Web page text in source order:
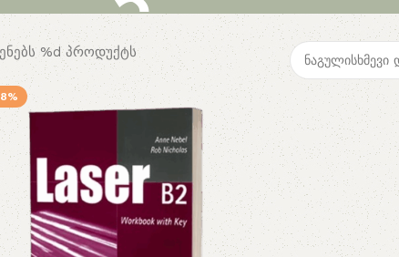
%d პროდუქტს